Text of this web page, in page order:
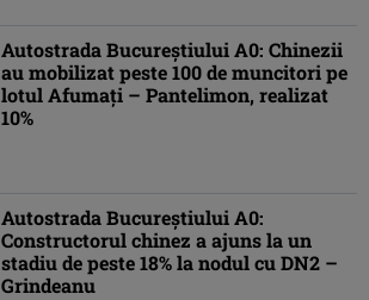
Autostrada Bucureștiului A0: Chinezii
au mobilizat peste 100 de muncitori pe
lotul Afumați – Pantelimon, realizat
10%
Autostrada Bucureștiului A0:
Constructorul chinez a ajuns la un
stadiu de peste 18% la nodul cu DN2 –
Grindeanu